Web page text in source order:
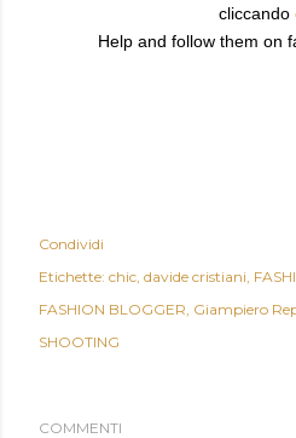
cliccando
Help and follow them on
Condividi
Etichette: chic davide cristiani
FASHION BLOGGER Giampiero
SHOOTING
COMMENTI